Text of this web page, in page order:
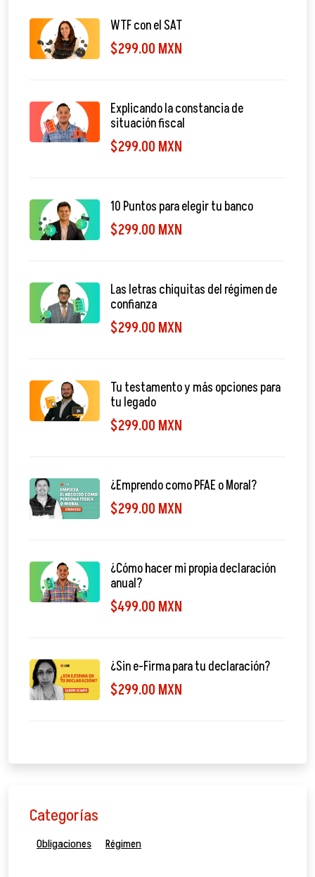
WTF con el SAT
$299.00 MXN
Explicando la constancia de
situación fiscal
$299.00 MXN
10 Puntos para elegir tu banco
$299.00 MXN
Las letras chiquitas del régimen de
confianza
$299.00 MXN
Tu testamento y más opciones para
tu legado
$299.00 MXN
¿Emprendo como PFAE o Moral?
$299.00 MXN
¿Cómo hacer mi propia declaración
anual?
$499.00 MXN
¿Sin e-Firma para tu declaración?
$299.00 MXN
Categorías
Obligaciones Régimen